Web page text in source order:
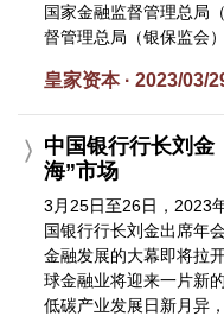
国家金融监督管理总局
督管理总局（银保监会
皇家资本 · 2023/03/
中国银行行长刘金
海”市场
3月25日至26日，2023
国银行行长刘金出席年
金融发展的大幕即将拉
球金融业将迎来一片新
低碳产业发展日新月异